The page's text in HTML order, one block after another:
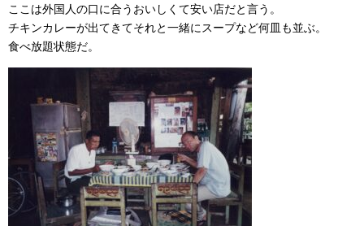
ここは外国人の口に合うおいしくて安い店だと言う。
チキンカレーが出てきてそれと一緒にスープなど何皿も並ぶ。
食べ放題状態だ。